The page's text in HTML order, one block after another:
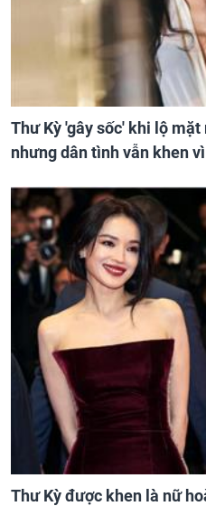
Thư Kỳ 'gây sốc' khi lộ
nhưng dân tình vẫn khen
Thư Kỳ được khen là nữ